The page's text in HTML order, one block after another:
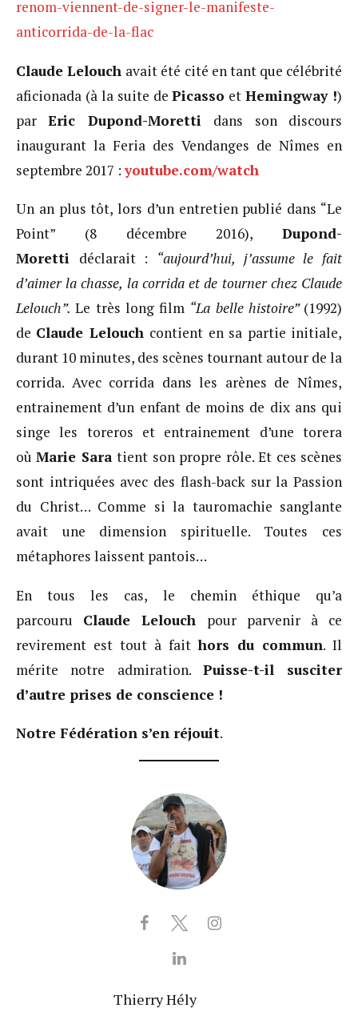
renom-viennent-de-signer-le-manifeste-
anticorrida-de-la-flac
Claude Lelouch avait été cité en tant que célébrité
aficionada (à la suite dePicasso etHemingway !)
parEric Dupond-Moretti dans son discours
inaugurant la Feria des Vendanges de Nîmes en
septembre 2017 :youtube.com/watch
Un an plus tôt, lors d’un entretien publié dans “Le
Point” (8 décembre 2016), Dupond-
Moretti déclarait : “aujourd’hui, j’assume le fait
d’aimer la chasse, la corrida et de tourner chez Claude
Lelouch”.Le très long film “La belle histoire” (1992)
de Claude Lelouch contient en sa partie initiale,
durant 10 minutes, des scènes tournant autour de la
corrida. Avec corrida dans les arènes de Nîmes,
entrainement d’un enfant de moins de dix ans qui
singe les toreros et entrainement d’une torera
oùMarie Saratient son propre rôle. Et ces scènes
sont intriquées avec des flash-back sur la Passion
du Christ… Comme si la tauromachie sanglante
avait une dimension spirituelle. Toutes ces
métaphores laissent pantois…
En tous les cas, le chemin éthique qu’a
parcouru Claude Lelouch pour parvenir à ce
revirement est tout à faithors du commun. Il
mérite notre admiration. Puisse-t-il susciter
d’autre prises de conscience !
Notre Fédération s’en réjouit.
Thierry Hély